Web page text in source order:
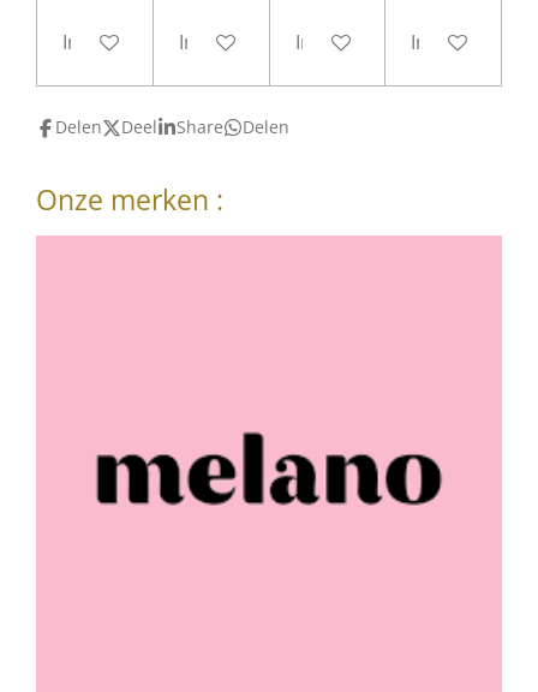
In winkelwagenIn winkelwagenIn winkelwagenIn
Delen Deel Share Delen
Onze merken :